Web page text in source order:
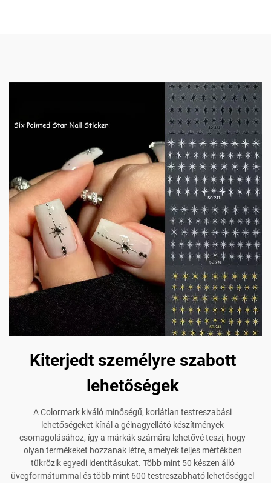
Kiterjedt személyre szabott
lehetőségek
A Colormark kiváló minőségű, korlátlan testreszabási
lehetőségeket kínál a gélnagyellátó készítmények
csomagolásához, így a márkák számára lehetővé teszi, hogy
olyan termékeket hozzanak létre, amelyek teljes mértékben
tükrözik egyedi identitásukat. Több mint 50 készen álló
üvegformátummal és több mint 600 testreszabható lehetőséggel